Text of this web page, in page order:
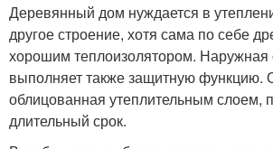
Деревянный дом нуждается в
другое строение, хотя сама по себе
хорошим теплоизолятором. Наружная
выполняет также защитную функцию.
облицованная утеплительным слоем,
длительный срок.